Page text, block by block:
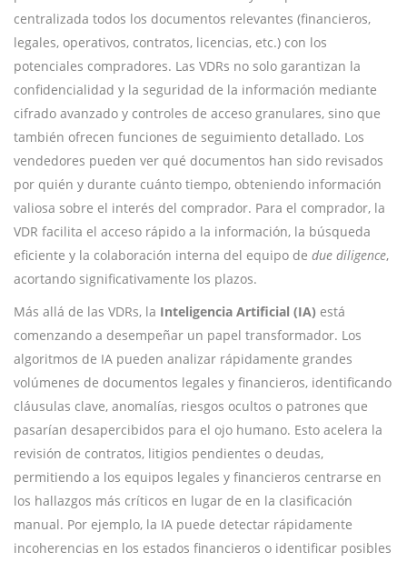
centralizada todos los documentos relevantes (financieros,
legales, operativos, contratos, licencias, etc.) con los
potenciales compradores. Las VDRs no solo garantizan la
confidencialidad y la seguridad de la información mediante
cifrado avanzado y controles de acceso granulares, sino que
también ofrecen funciones de seguimiento detallado. Los
vendedores pueden ver qué documentos han sido revisados
por quién y durante cuánto tiempo, obteniendo información
valiosa sobre el interés del comprador. Para el comprador, la
VDR facilita el acceso rápido a la información, la búsqueda
eficiente y la colaboración interna del equipo de due diligence,
acortando significativamente los plazos.
Más allá de las VDRs, la Inteligencia Artificial (IA) está
comenzando a desempeñar un papel transformador. Los
algoritmos de IA pueden analizar rápidamente grandes
volúmenes de documentos legales y financieros, identificando
cláusulas clave, anomalías, riesgos ocultos o patrones que
pasarían desapercibidos para el ojo humano. Esto acelera la
revisión de contratos, litigios pendientes o deudas,
permitiendo a los equipos legales y financieros centrarse en
los hallazgos más críticos en lugar de en la clasificación
manual. Por ejemplo, la IA puede detectar rápidamente
incoherencias en los estados financieros o identificar posibles